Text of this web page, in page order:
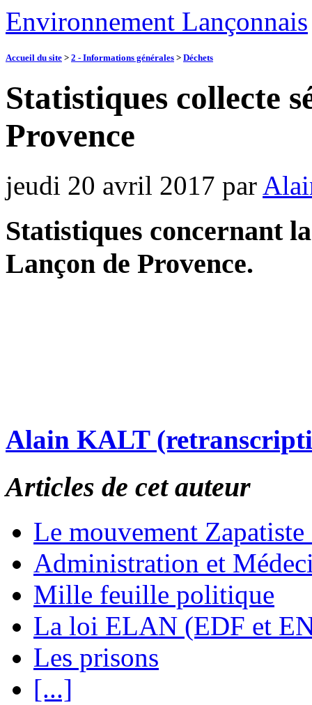
Environnement Lançonnais
Accueil du site > 2 - Informations générales > Déchets
Statistiques collecte
Provence
jeudi 20 avril 2017 par
Statistiques concernant
Lançon de Provence.
Alain KALT
Articles de cet auteur
Le mouvement
Administration et
Mille feuille politique
La loi ELAN (EDF et
Les prisons
[...]